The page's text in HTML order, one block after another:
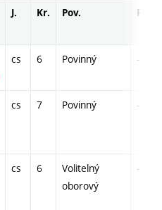
J. Kr. Pov. Prof.
cs 6 Povinný -
cs 7 Povinný -
cs 6
Volitelný
oborový
-